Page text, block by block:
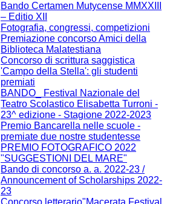
Bando Certamen Mutycense MMXXIII
– Editio XII
Fotografia, congressi, competizioni
Premiazione concorso Amici della
Biblioteca Malatestiana
Concorso di scrittura saggistica
'Campo della Stella': gli studenti
premiati
BANDO_ Festival Nazionale del
Teatro Scolastico Elisabetta Turroni -
23^ edizione - Stagione 2022-2023
Premio Bancarella nelle scuole -
premiate due nostre studentesse
PREMIO FOTOGRAFICO 2022
"SUGGESTIONI DEL MARE"
Bando di concorso a. a. 2022-23 /
Announcement of Scholarships 2022-
23